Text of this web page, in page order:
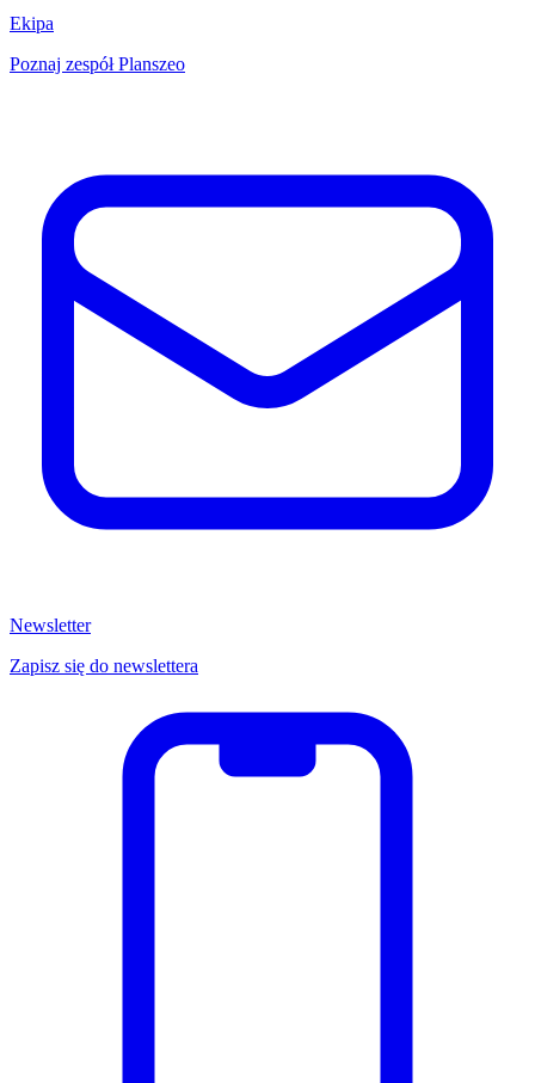
Ekipa
Poznaj zespół Planszeo
Newsletter
Zapisz się do newslettera